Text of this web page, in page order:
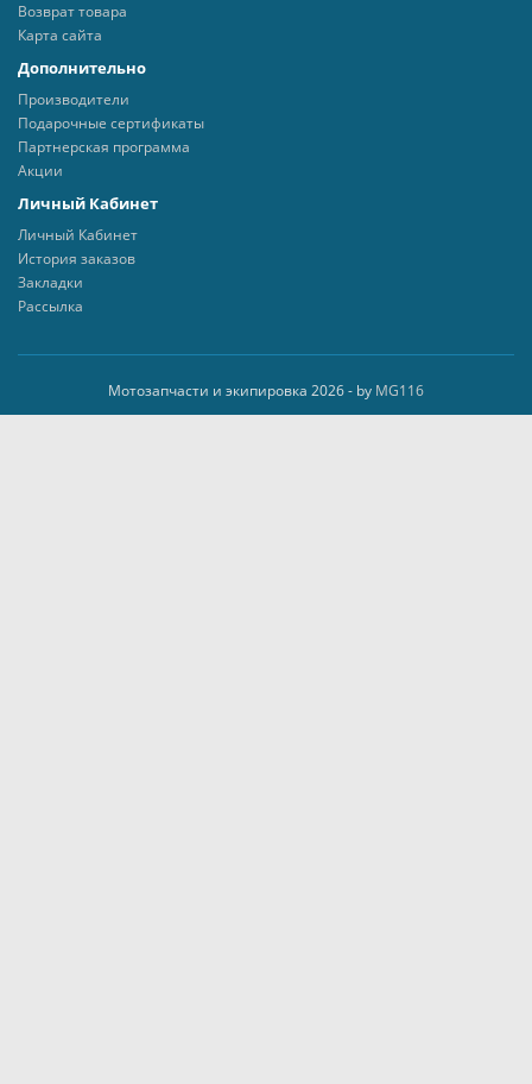
Возврат товара
Карта сайта
Дополнительно
Производители
Подарочные сертификаты
Партнерская программа
Акции
Личный Кабинет
Личный Кабинет
История заказов
Закладки
Рассылка
Мотозапчасти и экипировка 2026 - by MG116